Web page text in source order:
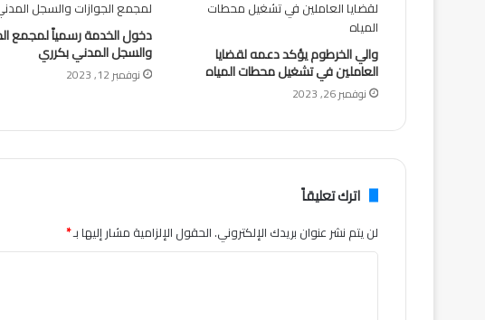
والي الخرطوم يؤكد دعمه لقضايا
العاملين في تشغيل محطات المياه
نوفمبر 26, 2023
دخول الخدمة رسمياً لمجمع
والسجل المدني بكرري
نوفمبر 12, 2023
اترك تعليقاً
لن يتم نشر عنوان بريدك الإلكتروني.الحقول الإلزامية مشار إليها بـ*